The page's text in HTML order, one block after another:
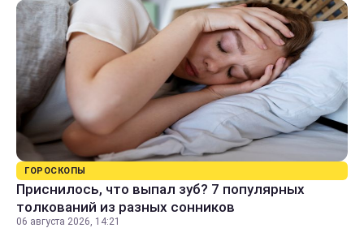
ГОРОСКОПЫ
Приснилось, что выпал зуб? 7 популярных
толкований из разных сонников
06 августа 2026, 14:21